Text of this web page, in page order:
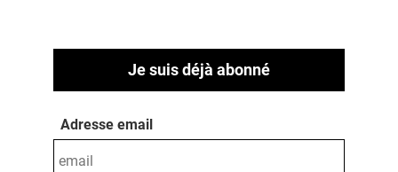
Je suis déjà abonné
Adresse email